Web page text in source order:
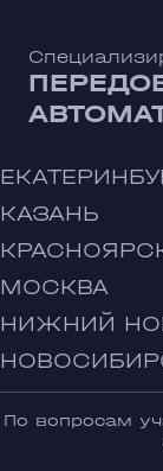
КАЗАНЬ
МОСКВА
НИЖНИЙ
По вопросам